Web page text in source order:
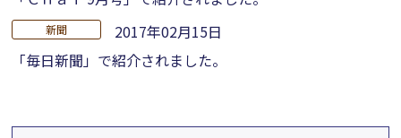
新聞
2017年02月15日
「毎日新聞」で紹介されました。